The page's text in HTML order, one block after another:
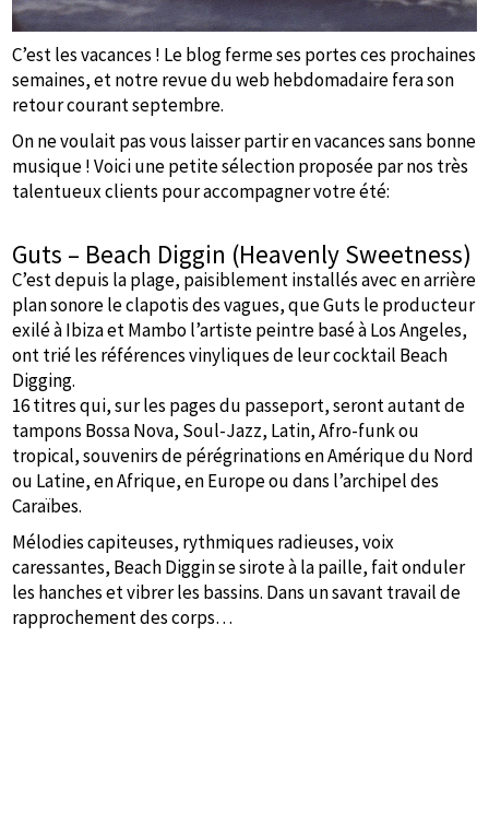
C’est les vacances ! Le blog ferme ses portes ces prochaines
semaines, et notre revue du web hebdomadaire fera son
retour courant septembre.
On ne voulait pas vous laisser partir en vacances sans bonne
musique ! Voici une petite sélection proposée par nos très
talentueux clients pour accompagner votre été:
Guts – Beach Diggin (Heavenly Sweetness)
C’est depuis la plage, paisiblement installés avec en arrière
plan sonore le clapotis des vagues, que Guts le producteur
exilé à Ibiza et Mambo l’artiste peintre basé à Los Angeles,
ont trié les références vinyliques de leur cocktail Beach
Digging.
16 titres qui, sur les pages du passeport, seront autant de
tampons Bossa Nova, Soul-Jazz, Latin, Afro-funk ou
tropical, souvenirs de pérégrinations en Amérique du Nord
ou Latine, en Afrique, en Europe ou dans l’archipel des
Caraïbes.
Mélodies capiteuses, rythmiques radieuses, voix
caressantes, Beach Diggin se sirote à la paille, fait onduler
les hanches et vibrer les bassins. Dans un savant travail de
rapprochement des corps…